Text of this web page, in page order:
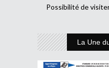
Possibilité de
La Une